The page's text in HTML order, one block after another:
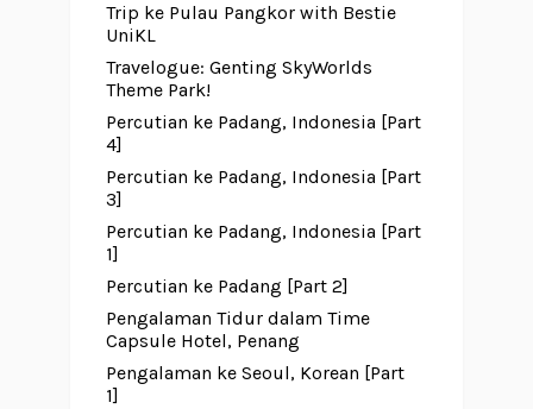
Trip ke Pulau Pangkor with Bestie
UniKL
Travelogue: Genting SkyWorlds
Theme Park!
Percutian ke Padang, Indonesia [Part
4]
Percutian ke Padang, Indonesia [Part
3]
Percutian ke Padang, Indonesia [Part
1]
Percutian ke Padang [Part 2]
Pengalaman Tidur dalam Time
Capsule Hotel, Penang
Pengalaman ke Seoul, Korean [Part
1]